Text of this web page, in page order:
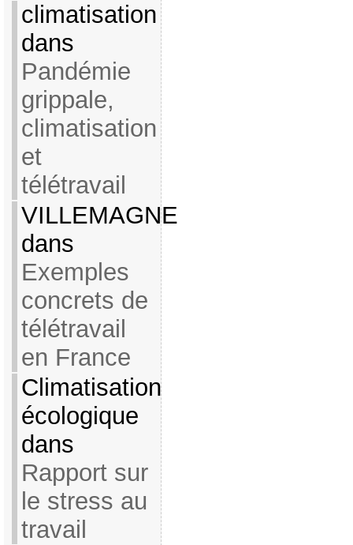
climatisation
dans
Pandémie
grippale,
climatisation
et
télétravail
VILLEMAGNE
dans
Exemples
concrets de
télétravail
en France
Climatisation
écologique
dans
Rapport sur
le stress au
travail